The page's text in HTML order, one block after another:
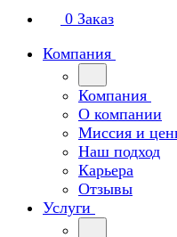
0 Заказ
Компания
Компания
О компании
Миссия и
Наш подход
Карьера
Отзывы
Услуги